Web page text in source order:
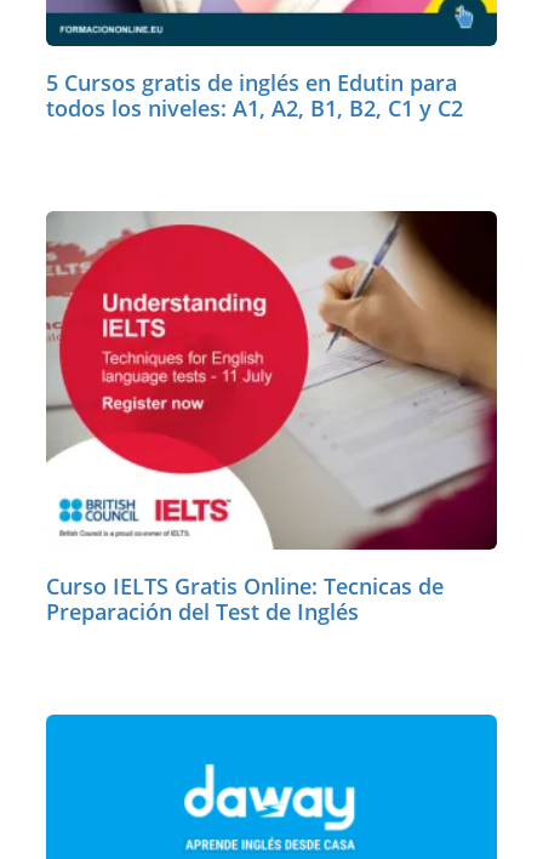
5 Cursos gratis de inglés en Edutin para
todos los niveles: A1, A2, B1, B2, C1 y C2
Curso IELTS Gratis Online: Tecnicas de
Preparación del Test de Inglés